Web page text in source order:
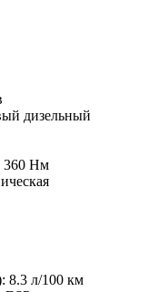
дизельный
360 Нм
8.3 л/100 км